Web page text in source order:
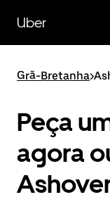
para
conteúdo
Uber
Grã-Bretanha>
Peça
agora